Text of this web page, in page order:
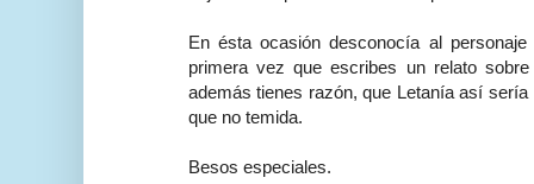
En ésta ocasión desconocía al
primera vez que escribes un relato
además tienes razón, que Letanía así
que no temida.
Besos especiales.